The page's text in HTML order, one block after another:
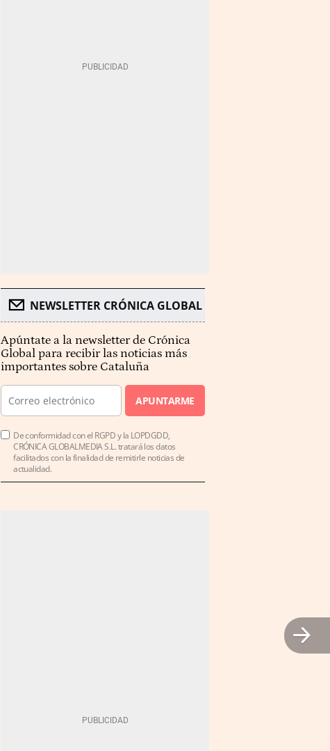
NEWSLETTER CRÓNICA GLOBAL
Apúntate a la newsletter de Crónica
Global para recibir las noticias más
importantes sobre Cataluña
APUNTARME
De conformidad con el RGPD y la LOPDGDD,
CRÓNICA GLOBALMEDIA S.L. tratará los datos
facilitados con la finalidad de remitirle noticias de
actualidad.